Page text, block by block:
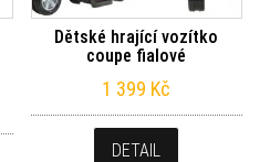
Dětské hrající vozítko
coupe fialové
1 399 Kč
DETAIL